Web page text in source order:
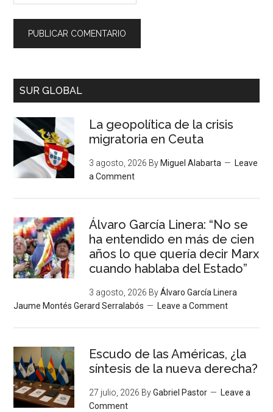
SUR GLOBAL
La geopolítica de la crisis
migratoria en Ceuta
3 agosto, 2026 By Miguel Alabarta
Leave
a Comment
Álvaro García Linera: “No se
ha entendido en más de cien
años lo que quería decir Marx
cuando hablaba del Estado”
3 agosto, 2026 ByÁlvaro García Linera
Jaume Montés Gerard Serralabós
Leave a Comment
Escudo de las Américas, ¿la
síntesis de la nueva derecha?
27 julio, 2026 ByGabriel Pastor
Leave a
Comment